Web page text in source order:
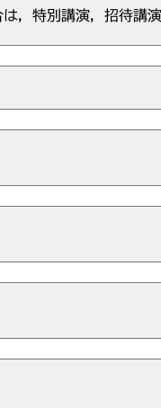
，特別講演，招待講